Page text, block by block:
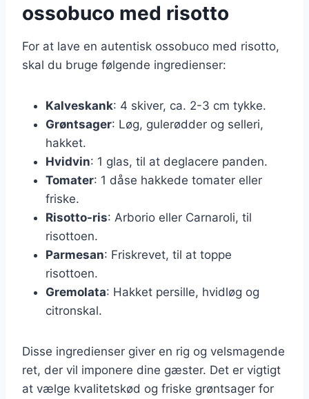
ossobuco med risotto
For at lave en autentisk ossobuco med risotto,
skal du bruge følgende ingredienser:
Kalveskank: 4 skiver, ca. 2-3 cm tykke.
Grøntsager: Løg, gulerødder og selleri,
hakket.
Hvidvin: 1 glas, til at deglacere panden.
Tomater: 1 dåse hakkede tomater eller
friske.
Risotto-ris: Arborio eller Carnaroli, til
risottoen.
Parmesan: Friskrevet, til at toppe
risottoen.
Gremolata: Hakket persille, hvidløg og
citronskal.
Disse ingredienser giver en rig og velsmagende
ret, der vil imponere dine gæster. Det er vigtigt
at vælge kvalitetskød og friske grøntsager for